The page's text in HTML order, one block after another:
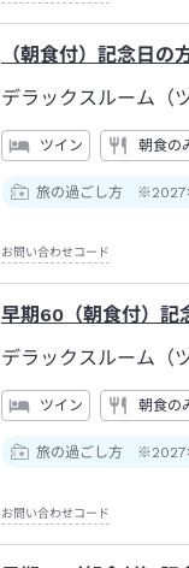
（朝食付）記念日の
デラックスルーム
ツイン 朝食の
旅の過ごし方 ※2027
お問い合わせコード
早期60（朝食付）記
デラックスルーム
ツイン 朝食の
旅の過ごし方 ※2027
お問い合わせコード